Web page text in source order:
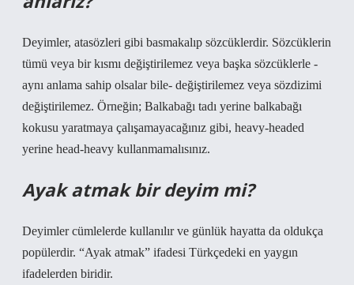
Deyimler, atasözleri gibi basmakalıp sözcüklerdir. Sözcüklerin
tümü veya bir kısmı değiştirilemez veya başka sözcüklerle -
aynı anlama sahip olsalar bile- değiştirilemez veya sözdizimi
değiştirilemez. Örneğin; Balkabağı tadı yerine balkabağı
kokusu yaratmaya çalışamayacağınız gibi, heavy-headed
yerine head-heavy kullanmamalısınız.
Ayak atmak bir deyim mi?
Deyimler cümlelerde kullanılır ve günlük hayatta da oldukça
popülerdir. “Ayak atmak” ifadesi Türkçedeki en yaygın
ifadelerden biridir.